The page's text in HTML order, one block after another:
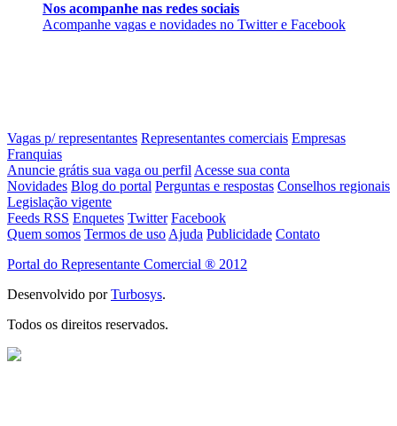
Nos acompanhe nas redes sociais
Acompanhe vagas e novidades no Twitter e Facebook
Vagas p/ representantes Representantes comerciais Empresas
Franquias
Anuncie grátis sua vaga ou perfil Acesse sua conta
Novidades Blog do portal Perguntas e respostas Conselhos regionais
Legislação vigente
Feeds RSS Enquetes Twitter Facebook
Quem somos Termos de uso Ajuda Publicidade Contato
Portal do Representante Comercial ® 2012
Desenvolvido porTurbosys.
Todos os direitos reservados.